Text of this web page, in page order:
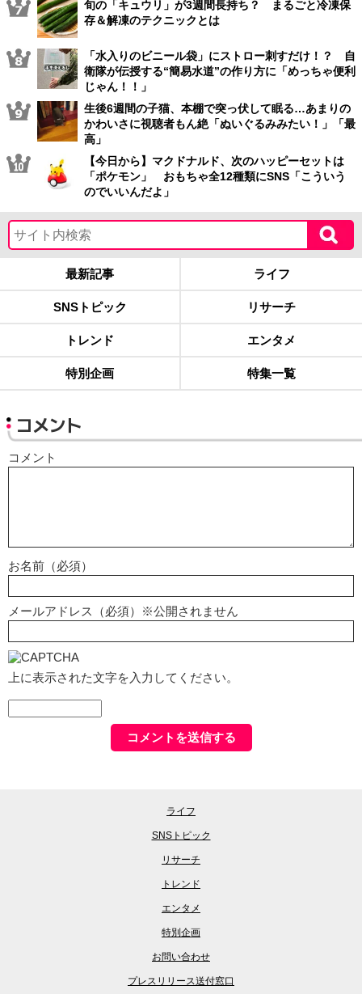
旬の「キュウリ」が3週間長持ち？ まるごと冷凍保
存＆解凍のテクニックとは
「水入りのビニール袋」にストロー刺すだけ！？ 自
衛隊が伝授する“簡易水道”の作り方に「めっちゃ便利
じゃん！！」
生後6週間の子猫、本棚で突っ伏して眠る…あまりの
かわいさに視聴者もん絶「ぬいぐるみみたい！」「最
高」
【今日から】マクドナルド、次のハッピーセットは
「ポケモン」 おもちゃ全12種類にSNS「こういう
のでいいんだよ」
最新記事 ライフ
SNSトピック リサーチ
トレンド エンタメ
特別企画 特集一覧
コメント
コメント
お名前（必須）
メールアドレス（必須）※公開されません
上に表示された文字を入力してください。
ライフ
SNSトピック
リサーチ
トレンド
エンタメ
特別企画
お問い合わせ
プレスリリース送付窓口